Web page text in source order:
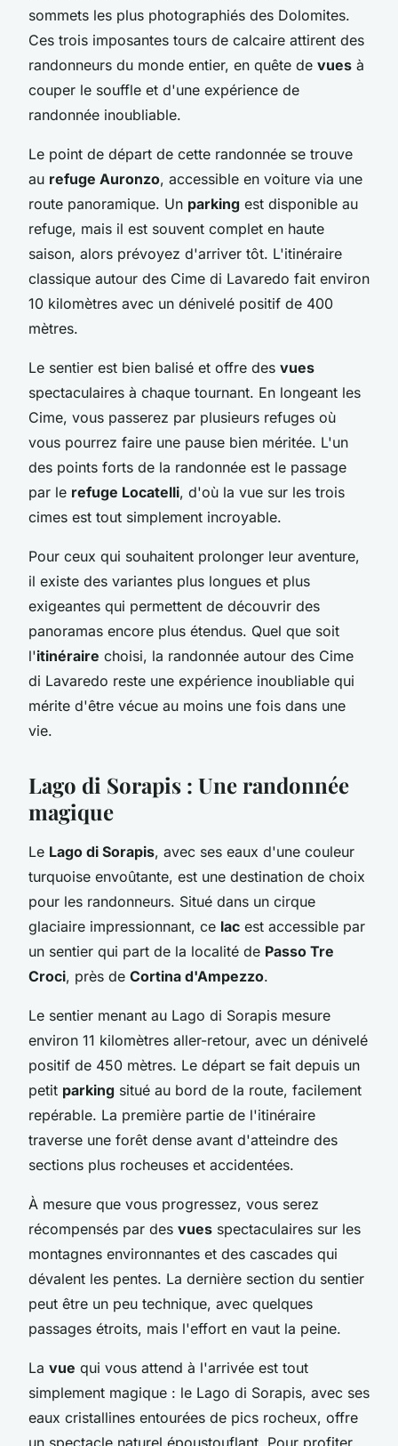
sommets les plus photographiés des Dolomites.
Ces trois imposantes tours de calcaire attirent des
randonneurs du monde entier, en quête de vues à
couper le souffle et d'une expérience de
randonnée inoubliable.
Le point de départ de cette randonnée se trouve
au refuge Auronzo, accessible en voiture via une
route panoramique. Un parking est disponible au
refuge, mais il est souvent complet en haute
saison, alors prévoyez d'arriver tôt. L'itinéraire
classique autour des Cime di Lavaredo fait environ
10 kilomètres avec un dénivelé positif de 400
mètres.
Le sentier est bien balisé et offre des vues
spectaculaires à chaque tournant. En longeant les
Cime, vous passerez par plusieurs refuges où
vous pourrez faire une pause bien méritée. L'un
des points forts de la randonnée est le passage
par le refuge Locatelli, d'où la vue sur les trois
cimes est tout simplement incroyable.
Pour ceux qui souhaitent prolonger leur aventure,
il existe des variantes plus longues et plus
exigeantes qui permettent de découvrir des
panoramas encore plus étendus. Quel que soit
l'itinéraire choisi, la randonnée autour des Cime
di Lavaredo reste une expérience inoubliable qui
mérite d'être vécue au moins une fois dans une
vie.
Lago di Sorapis : Une randonnée
magique
Le Lago di Sorapis, avec ses eaux d'une couleur
turquoise envoûtante, est une destination de choix
pour les randonneurs. Situé dans un cirque
glaciaire impressionnant, ce lac est accessible par
un sentier qui part de la localité de Passo Tre
Croci, près de Cortina d'Ampezzo.
Le sentier menant au Lago di Sorapis mesure
environ 11 kilomètres aller-retour, avec un dénivelé
positif de 450 mètres. Le départ se fait depuis un
petit parking situé au bord de la route, facilement
repérable. La première partie de l'itinéraire
traverse une forêt dense avant d'atteindre des
sections plus rocheuses et accidentées.
À mesure que vous progressez, vous serez
récompensés par des vues spectaculaires sur les
montagnes environnantes et des cascades qui
dévalent les pentes. La dernière section du sentier
peut être un peu technique, avec quelques
passages étroits, mais l'effort en vaut la peine.
La vue qui vous attend à l'arrivée est tout
simplement magique : le Lago di Sorapis, avec ses
eaux cristallines entourées de pics rocheux, offre
un spectacle naturel époustouflant. Pour profiter